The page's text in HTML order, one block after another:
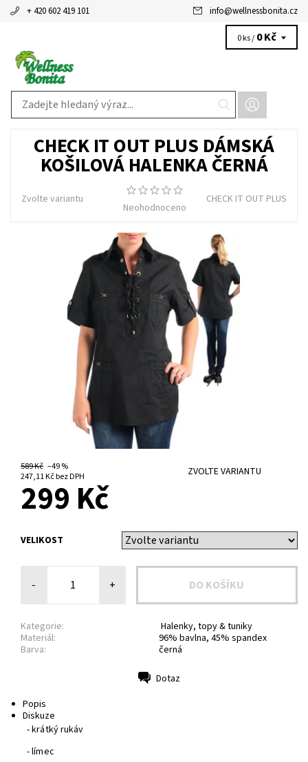
+ 420 602 419 101 info@wellnessbonita.cz
0 ks / 0 Kč
CHECK IT OUT PLUS DÁMSKÁ
KOŠILOVÁ HALENKA ČERNÁ
Zvolte variantu
Neohodnoceno
CHECK IT OUT PLUS
589 Kč –49 %
247,11 Kč bez DPH
ZVOLTE VARIANTU
299 Kč
VELIKOST
- +
Kategorie:
Halenky, topy & tuniky
Materiál:
96% bavlna, 45% spandex
Barva:
černá
Dotaz
Popis
Diskuze
- krátký rukáv
- límec